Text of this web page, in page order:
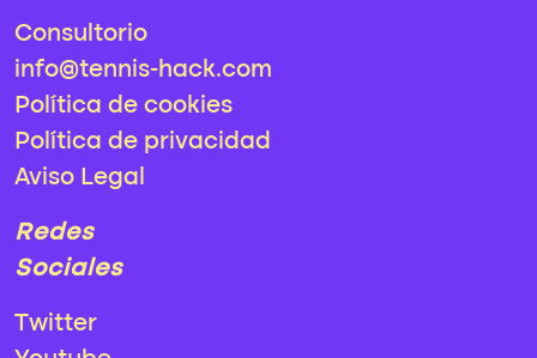
Consultorio
info@tennis-hack.com
Política de cookies
Política de privacidad
Aviso Legal
Redes
Sociales
Twitter